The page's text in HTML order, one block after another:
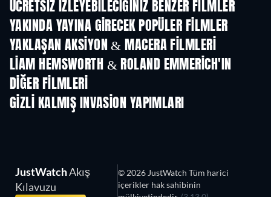
ÜCRETSIZ IZLEYEBILECIĞINIZ BENZER FILMLER
YAKINDA YAYINA GIRECEK POPÜLER FILMLER
YAKLAŞAN AKSIYON & MACERA FILMLERI
LIAM HEMSWORTH & ROLAND EMMERICH'IN
DIĞER FILMLERI
GIZLI KALMIŞ INVASION YAPIMLARI
JustWatchAkış
Kılavuzu
© 2026 JustWatch Tüm harici
içerikler hak sahibinin